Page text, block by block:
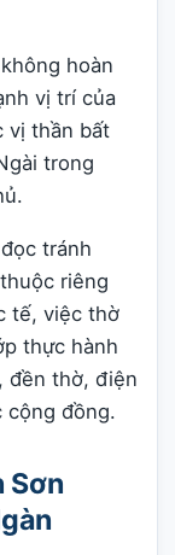
hoàn
vị trí của
vị thần bất
trong
tránh
riêng
tế, việc thờ
thực hành
đền thờ, điện
cộng đồng.
Sơn